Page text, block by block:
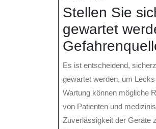
Stellen Sie
gewartet
Es ist entscheidend,
gewartet werden, um
Wartung können mögliche
von Patienten und
Zuverlässigkeit der Geräte